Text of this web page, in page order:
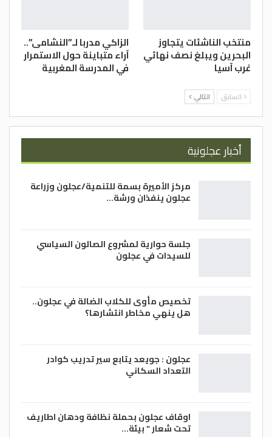
منتخب الناشئات يتجاوز
البحرين ويبلغ نصف نهائي
غرب آسيا
الزاكي مدربا لـ”النشامى”..
آراء متباينة حول الاستمرار
في المدرسة المغربية
السابق التالي
أخبار عجلونية
مركز الأميرة بسمة للتنمية/عجلون وزراعة
عجلون ينفذان ورشة…
جلسة حوارية لمشروع الصالون السياسي
للسيدات في عجلون
تخصيص مأوى للكلاب الضالة في عجلون..
هل ينهي مخاطر انتشارها؟
عجلون : جويعد يتابع سير تدريب كوادر
التعداد السكاني
اوقاف عجلون بحملة نظافة ودهان اطاريف
تحت شعار ” بيئة…